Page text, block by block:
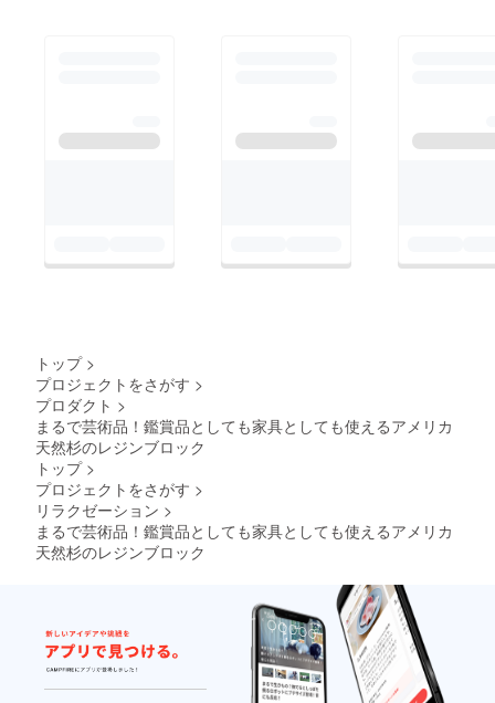
トップ >
プロジェクトをさがす >
プロダクト >
まるで芸術品！鑑賞品としても家具としても使えるアメリカ
天然杉のレジンブロック
トップ >
プロジェクトをさがす >
リラクゼーション >
まるで芸術品！鑑賞品としても家具としても使えるアメリカ
天然杉のレジンブロック